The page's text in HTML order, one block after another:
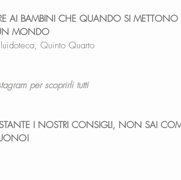
AI BAMBINI CHE QUANDO SI
MONDO
Quinto Quarto
per scoprirli tutti
I NOSTRI CONSIGLI, NON SAI